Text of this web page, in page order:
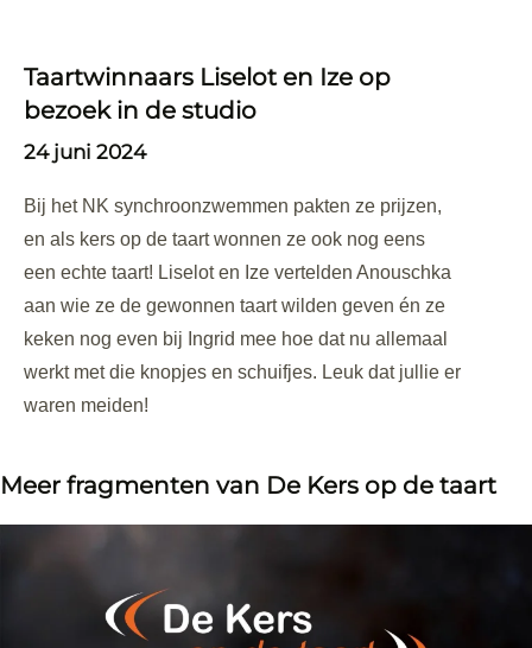
Taartwinnaars Liselot en Ize op
bezoek in de studio
24 juni 2024
Bij het NK synchroonzwemmen pakten ze prijzen,
en als kers op de taart wonnen ze ook nog eens
een echte taart! Liselot en Ize vertelden Anouschka
aan wie ze de gewonnen taart wilden geven én ze
keken nog even bij Ingrid mee hoe dat nu allemaal
werkt met die knopjes en schuifjes. Leuk dat jullie er
waren meiden!
Meer fragmenten van De Kers op de taart